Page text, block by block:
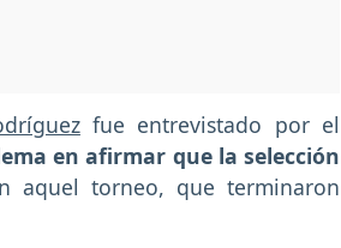
fue entrevistado por el
en afirmar que la selección
aquel torneo, que terminaron